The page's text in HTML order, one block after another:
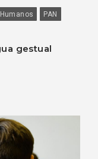
PAN
gestual